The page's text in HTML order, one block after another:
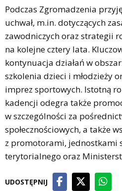
Podczas Zgromadzenia
uchwał, m.in. dotyczących
zawodniczych oraz strategii
na kolejne cztery lata.
kontynuacja działań w
szkolenia dzieci i młodzieży
imprez sportowych. Istotną
kadencji odegra także
w szczególności za
społecznościowych, a także
z promotorami, jednostkami
terytorialnego oraz
UDOSTĘPNIJ